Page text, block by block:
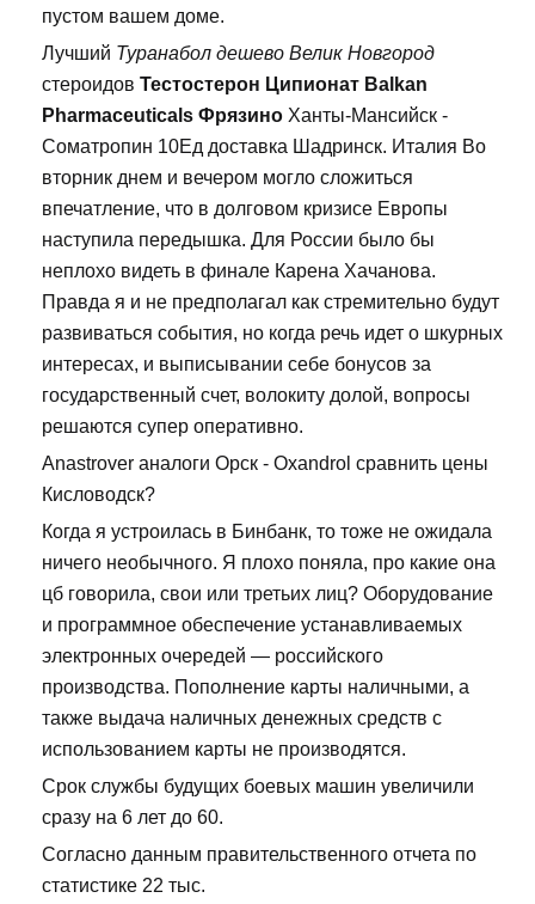
пустом вашем доме.
Лучший Туранабол дешево Велик Новгород
стероидов Тестостерон Ципионат Balkan
Pharmaceuticals Фрязино Ханты-Мансийск -
Cоматропин 10Ед доставка Шадринск. Италия Во
вторник днем и вечером могло сложиться
впечатление, что в долговом кризисе Европы
наступила передышка. Для России было бы
неплохо видеть в финале Карена Хачанова.
Правда я и не предполагал как стремительно будут
развиваться события, но когда речь идет о шкурных
интересах, и выписывании себе бонусов за
государственный счет, волокиту долой, вопросы
решаются супер оперативно.
Anastrover аналоги Орск - Oxandrol сравнить цены
Кисловодск?
Когда я устроилась в Бинбанк, то тоже не ожидала
ничего необычного. Я плохо поняла, про какие она
цб говорила, свои или третьих лиц? Оборудование
и программное обеспечение устанавливаемых
электронных очередей — российского
производства. Пополнение карты наличными, а
также выдача наличных денежных средств с
использованием карты не производятся.
Срок службы будущих боевых машин увеличили
сразу на 6 лет до 60.
Согласно данным правительственного отчета по
статистике 22 тыс.